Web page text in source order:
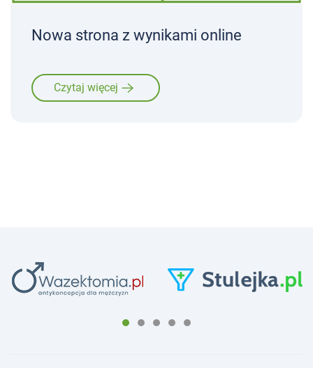
Nowa strona z wynikami online
Czytaj więcej